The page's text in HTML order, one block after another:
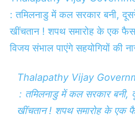
: तमिलनाडु में कल सरकार बनी,
खींचतान ! शपथ समारोह के एक
विजय संभाल पाएंगे सहयोगियों की
Thalapathy Vijay
: तमिलनाडु में कल सरकार बनी,
खींचतान ! शपथ समारोह के एक